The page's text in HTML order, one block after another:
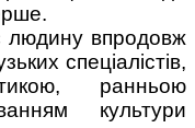
людину впродовж
спеціалістів,
ранньою
культури